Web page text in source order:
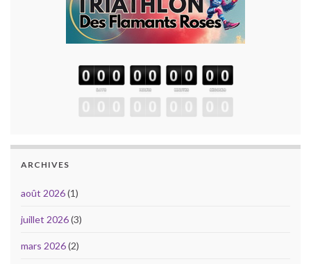
ARCHIVES
août 2026(1)
juillet 2026(3)
mars 2026(2)